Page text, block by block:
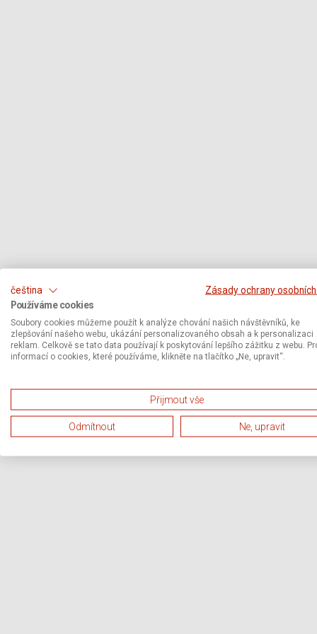
čeština
Zásady ochrany
Používáme cookies
Soubory cookies můžeme použít k analýze chování našich návštěvníků, ke
zlepšování našeho webu, ukázání personalizovaného obsah a k personalizaci
reklam. Celkově se tato data používají k poskytování lepšího zážitku z webu.
informací o cookies, které používáme, klikněte na tlačítko „Ne, upravit“.
Přijmout vše
Odmítnout Ne, upravit